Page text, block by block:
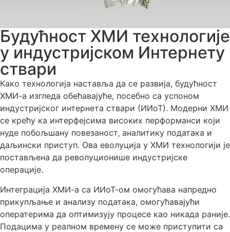
Будућност ХМИ технологије
у индустријском Интернету
ствари
Како технологија наставља да се развија, будућност
ХМИ-а изгледа обећавајуће, посебно са успоном
индустријског интернета ствари (ИИоТ). Модерни ХМИ
се крећу ка интерфејсима високих перформанси који
нуде побољшану повезаност, аналитику података и
даљински приступ. Ова еволуција у ХМИ технологији је
постављена да револуционише индустријске
операције.
Интеграција ХМИ-а са ИИоТ-ом омогућава напредно
прикупљање и анализу података, омогућавајући
оператерима да оптимизују процесе као никада раније.
Подацима у реалном времену се може приступити са